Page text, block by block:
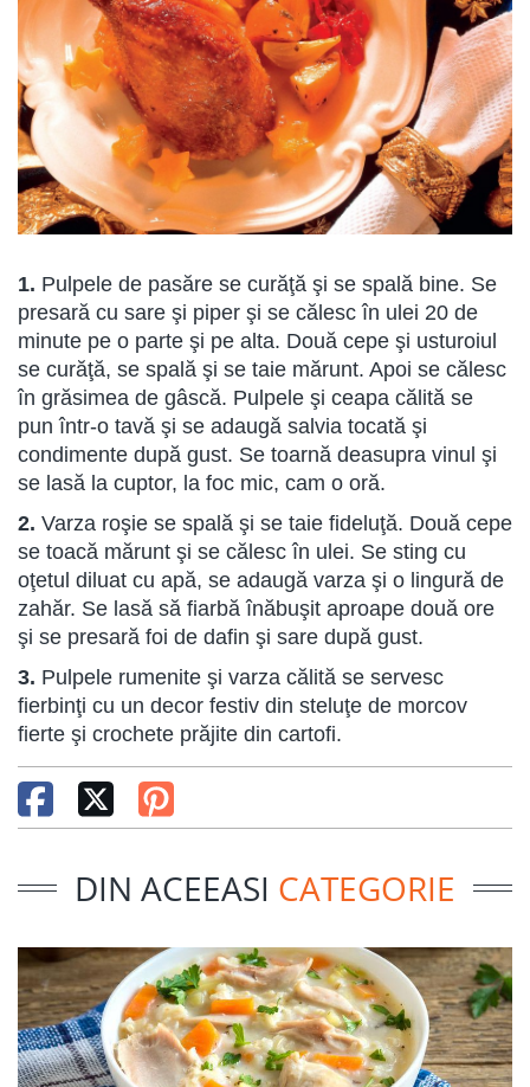
1. Pulpele de pasăre se curăţă şi se spală bine. Se
presară cu sare şi piper şi se călesc în ulei 20 de
minute pe o parte şi pe alta. Două cepe şi usturoiul
se curăţă, se spală şi se taie mărunt. Apoi se călesc
în grăsimea de gâscă. Pulpele şi ceapa călită se
pun într-o tavă şi se adaugă salvia tocată şi
condimente după gust. Se toarnă deasupra vinul şi
se lasă la cuptor, la foc mic, cam o oră.
2. Varza roşie se spală şi se taie fideluţă. Două cepe
se toacă mărunt şi se călesc în ulei. Se sting cu
oţetul diluat cu apă, se adaugă varza şi o lingură de
zahăr. Se lasă să fiarbă înăbuşit aproape două ore
şi se presară foi de dafin şi sare după gust.
3. Pulpele rumenite şi varza călită se servesc
fierbinţi cu un decor festiv din steluţe de morcov
fierte şi crochete prăjite din cartofi.
DIN ACEEASI CATEGORIE